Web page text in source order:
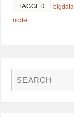
TAGGED bigdata
node